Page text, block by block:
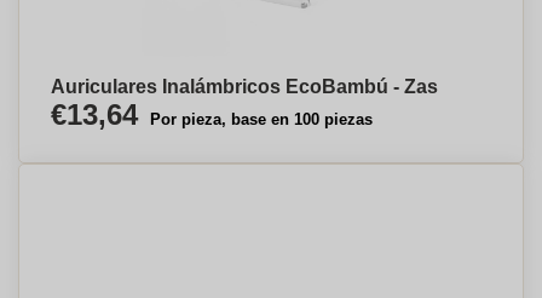
Auriculares Inalámbricos EcoBambú - Zas
€13,64 Por pieza, base en 100 piezas